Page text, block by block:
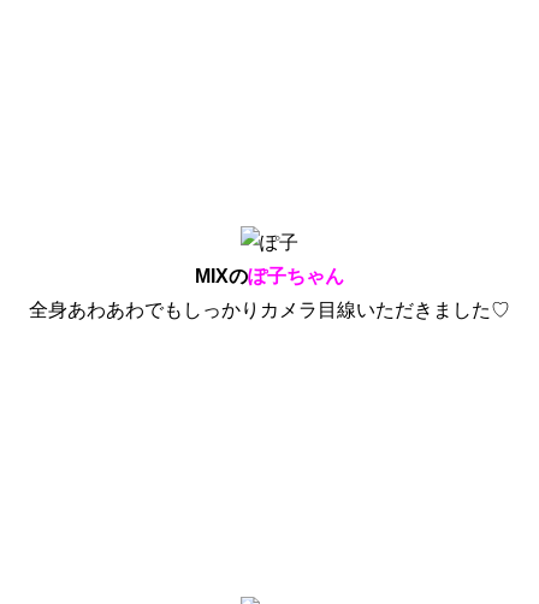
MIXのぽ子ちゃん
全身あわあわでもしっかりカメラ目線いただきました♡